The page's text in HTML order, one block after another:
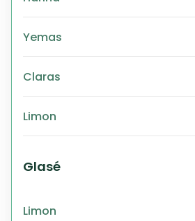
Yemas
Claras
Limon
Glasé
Limon